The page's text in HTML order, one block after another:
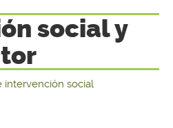
social y
intervención social